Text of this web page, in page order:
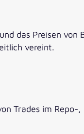
das Preisen von
vereint.
Trades im Repo-,